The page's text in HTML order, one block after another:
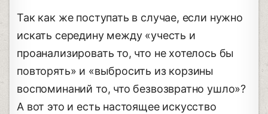
Так как же поступать в случае, если нужно
искать середину между «учесть и
проанализировать то, что не хотелось бы
повторять» и «выбросить из корзины
воспоминаний то, что безвозвратно ушло»?
А вот это и есть настоящее искусство